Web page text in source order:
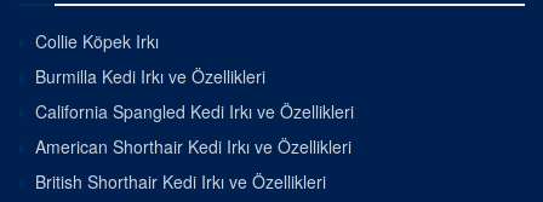
Collie Köpek Irkı
Burmilla Kedi Irkı ve Özellikleri
California Spangled Kedi Irkı ve Özellikleri
American Shorthair Kedi Irkı ve Özellikleri
British Shorthair Kedi Irkı ve Özellikleri